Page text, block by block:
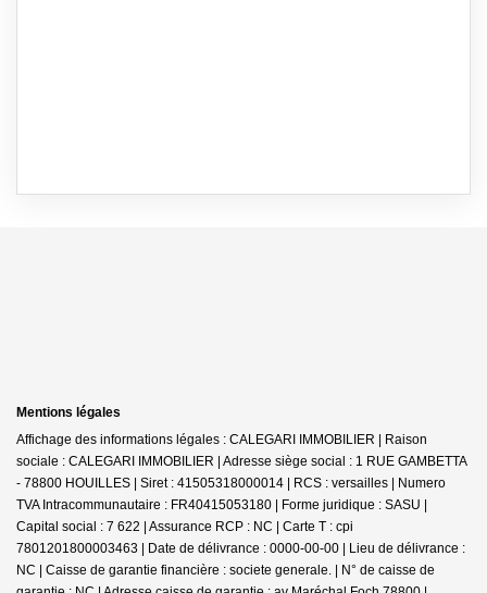
Mentions légales
Affichage des informations légales : CALEGARI IMMOBILIER | Raison
sociale : CALEGARI IMMOBILIER | Adresse siège social : 1 RUE GAMBETTA
- 78800 HOUILLES | Siret : 41505318000014 | RCS : versailles | Numero
TVA Intracommunautaire : FR40415053180 | Forme juridique : SASU |
Capital social : 7 622 | Assurance RCP : NC | Carte T : cpi
7801201800003463 | Date de délivrance : 0000-00-00 | Lieu de délivrance :
NC | Caisse de garantie financière : societe generale. | N° de caisse de